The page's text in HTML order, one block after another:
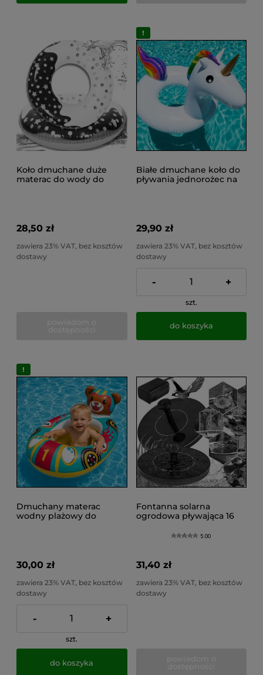
Koło dmuchane duże
materac do wody do
28,50 zł
zawiera 23% VAT, bez kosztów
dostawy
Białe dmuchane koło do
pływania jednorożec na
29,90 zł
zawiera 23% VAT, bez kosztów
dostawy
- +
szt.
do koszyka
Dmuchany materac
wodny plażowy do
30,00 zł
zawiera 23% VAT, bez kosztów
dostawy
- +
szt.
do koszyka
Fontanna solarna
ogrodowa pływająca 16
basenu + filtr
5.00
31,40 zł
zawiera 23% VAT, bez kosztów
dostawy